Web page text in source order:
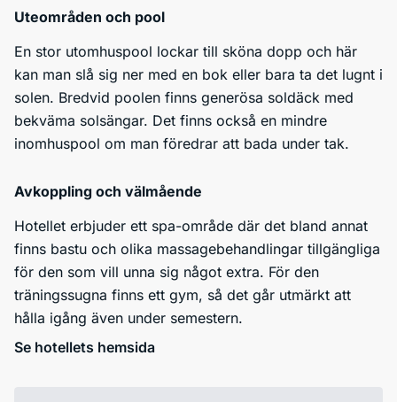
Uteområden och pool
En stor utomhuspool lockar till sköna dopp och här
kan man slå sig ner med en bok eller bara ta det lugnt i
solen. Bredvid poolen finns generösa soldäck med
bekväma solsängar. Det finns också en mindre
inomhuspool om man föredrar att bada under tak.
Avkoppling och välmående
Hotellet erbjuder ett spa-område där det bland annat
finns bastu och olika massagebehandlingar tillgängliga
för den som vill unna sig något extra. För den
träningssugna finns ett gym, så det går utmärkt att
hålla igång även under semestern.
Se hotellets hemsida